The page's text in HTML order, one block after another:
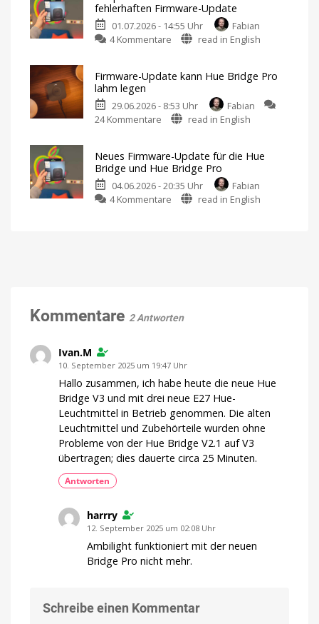
Firmware
veröffentlicht
für
die
Hue
Hue
Pro
Läuft
jetzt
fehlerhaften Firmware-Update
01.07.2026 - 14:55 Uhr
Fabian
4 Kommentare zu
äußerst
zum
fehlerhaften
Weniger
als
100
Bridge
betroffen
read in English
Firmware-Update kann Hue Bridge Pro
lahm legen
29.06.2026 - 8:53 Uhr
Fabian
24 Kommentare zu
kann
Hue
Bridge
Pro
read in English
Neues Firmware-Update für die Hue
Bridge und Hue Bridge Pro
04.06.2026 - 20:35 Uhr
Fabian
4 Kommentare zu
Hue
genauen
bekannt
read in English
Kommentare 2 Antworten
Ivan.M
10. September 2025 um 19:47 Uhr
Hallo zusammen, ich habe heute die neue Hue
Bridge V3 und mit drei neue E27 Hue-
Leuchtmittel in Betrieb genommen. Die alten
Leuchtmittel und Zubehörteile wurden ohne
Probleme von der Hue Bridge V2.1 auf V3
übertragen; dies dauerte circa 25 Minuten.
Antworten
harrry
12. September 2025 um 02:08 Uhr
Ambilight funktioniert mit der neuen
Bridge Pro nicht mehr.
Schreibe einen Kommentar